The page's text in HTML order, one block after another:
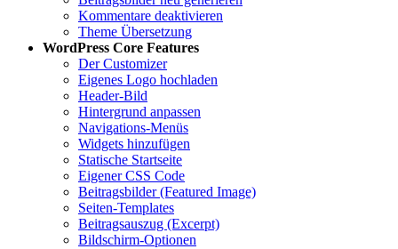
Kommentare deaktivieren
Theme Übersetzung
WordPress Core Features
Der Customizer
Eigenes Logo hochladen
Header-Bild
Hintergrund anpassen
Navigations-Menüs
Widgets hinzufügen
Statische Startseite
Eigener CSS Code
Beitragsbilder (Featured Image)
Seiten-Templates
Beitragsauszug (Excerpt)
Bildschirm-Optionen